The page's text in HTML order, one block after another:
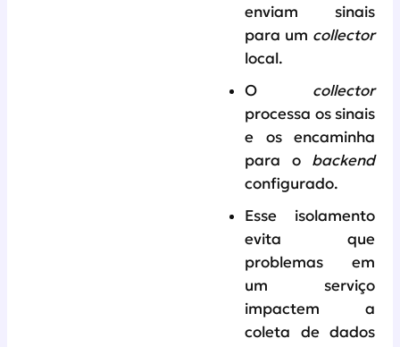
enviam sinais
para um collector
local.
O collector
processa os sinais
e os encaminha
para o backend
configurado.
Esse isolamento
evita que
problemas em
um serviço
impactem a
coleta de dados